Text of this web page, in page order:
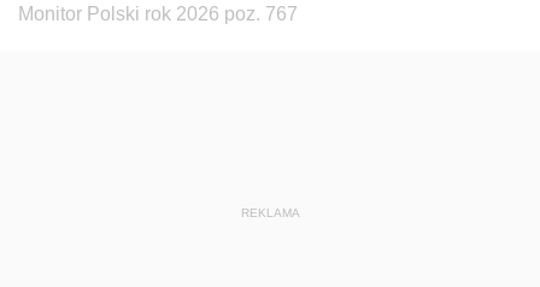
Monitor Polski rok 2026 poz. 767
REKLAMA